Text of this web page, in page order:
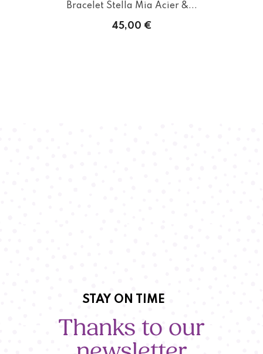
Bracelet Stella Mia Acier &...
45,00 €
STAY ON TIME
Thanks to our